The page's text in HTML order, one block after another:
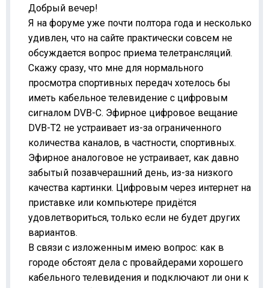
Добрый вечер!
Я на форуме уже почти полтора года и несколько
удивлен, что на сайте практически совсем не
обсуждается вопрос приема телетрансляций.
Скажу сразу, что мне для нормального
просмотра спортивных передач хотелось бы
иметь кабельное телевидение с цифровым
сигналом DVB-C. Эфирное цифровое вещание
DVB-Т2 не устраивает из-за ограниченного
количества каналов, в частности, спортивных.
Эфирное аналоговое не устраивает, как давно
забытый позавчерашний день, из-за низкого
качества картинки. Цифровым через интернет на
приставке или компьютере придётся
удовлетвориться, только если не будет других
вариантов.
В связи с изложенным имею вопрос: как в
городе обстоят дела с провайдерами хорошего
кабельного телевидения и подключают ли они к